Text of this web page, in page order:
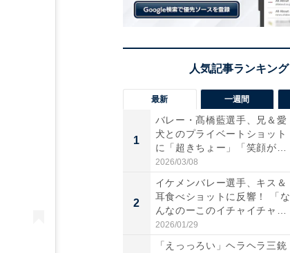
最新 一週間
1
バレー・髙橋藍選手、兄＆愛
犬とのプライベートショット
に「超きちょー」「笑顔が見
れ...
2026/03/08
2
イケメンバレー選手、キス＆
耳食べショットに反響！ 「な
んなのーこのイチャイチャ
感...
2026/01/29
「えっっろい」ヘラヘラ三銃